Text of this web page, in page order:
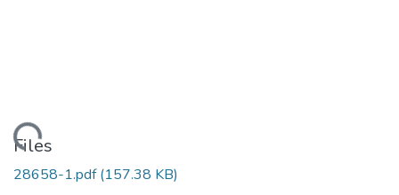
Loading...
Files
28658-1.pdf(157.38 KB)